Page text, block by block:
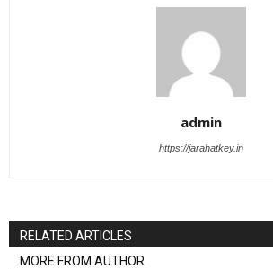
admin
https://jarahatkey.in
RELATED ARTICLES
MORE FROM AUTHOR